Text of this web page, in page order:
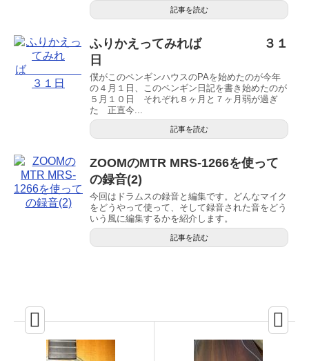
記事を読む
ふりかえってみれば ３１
日
僕がこのペンギンハウスのPAを始めたのが今年
の４月１日、このペンギン日記を書き始めたのが
５月１０日 それぞれ８ヶ月と７ヶ月弱が過ぎ
た 正直今...
記事を読む
ZOOMのMTR MRS-1266を使って
の録音(2)
今回はドラムスの録音と編集です。どんなマイク
をどうやって使って、そして録音された音をどう
いう風に編集するかを紹介します。
記事を読む